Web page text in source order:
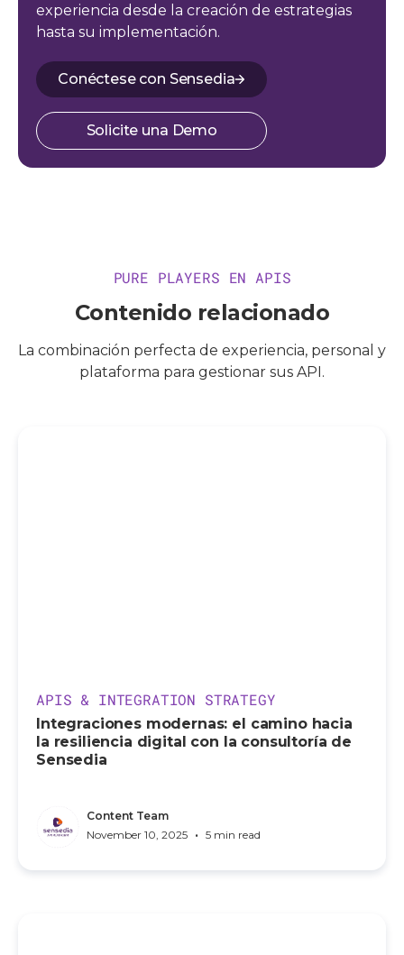
experiencia desde la creación de estrategias
hasta su implementación.
Conéctese con Sensedia
Solicite una Demo
PURE PLAYERS EN APIS
Contenido relacionado
La combinación perfecta de experiencia, personal y
plataforma para gestionar sus API.
APIS & INTEGRATION STRATEGY
Integraciones modernas: el camino hacia
la resiliencia digital con la consultoría de
Sensedia
Content Team
November 10, 2025 • 5 min read